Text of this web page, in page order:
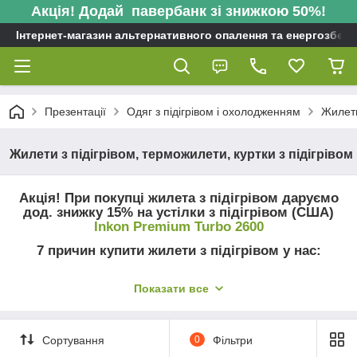
Акція! Додай павербанк зі знижкою 50%!
Інтернет-магазин альтернативного опалення та
Презентації Одяг з підігрівом і охолодженням
Жилети з підігрівом, терможилети, куртки з підігрівом
Акція! При покупці жилета з підігрівом даруємо
дод. знижку 15% на устілки з підігрівом (США)
Inkon Premium Turbo 2600
7 причин купити жилети з підігрівом у нас:
, що виключає підробки,
ми відбираємо тільки якісний і перевірений
Показати все
Сортування 0 Фільтри